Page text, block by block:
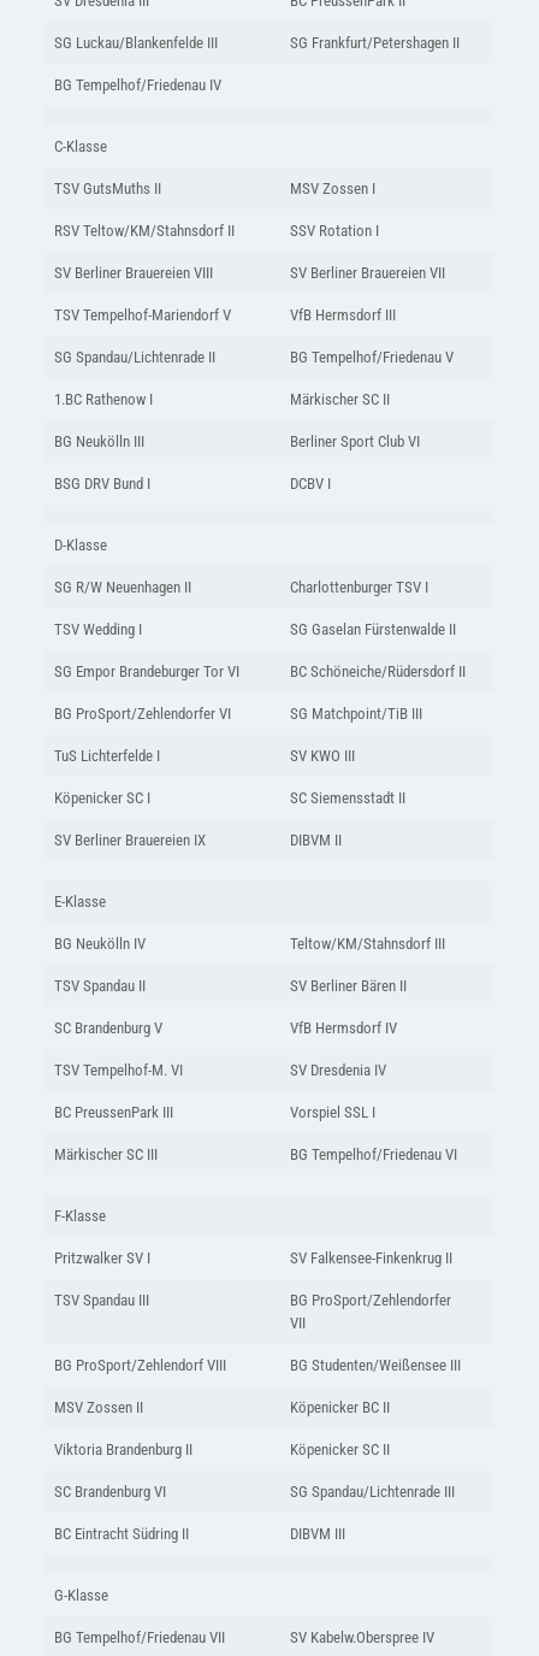
SG Luckau/Blankenfelde III SG Frankfurt/Petershagen II
BG Tempelhof/Friedenau IV
C-Klasse
TSV GutsMuths II MSV Zossen I
RSV Teltow/KM/Stahnsdorf II SSV Rotation I
SV Berliner Brauereien VIII SV Berliner Brauereien VII
TSV Tempelhof-Mariendorf V VfB Hermsdorf III
SG Spandau/Lichtenrade II BG Tempelhof/Friedenau V
1.BC Rathenow I Märkischer SC II
BG Neukölln III Berliner Sport Club VI
BSG DRV Bund I DCBV I
D-Klasse
SG R/W Neuenhagen II Charlottenburger TSV I
TSV Wedding I SG Gaselan Fürstenwalde II
SG Empor Brandeburger Tor VI BC Schöneiche/Rüdersdorf II
BG ProSport/Zehlendorfer VI SG Matchpoint/TiB III
TuS Lichterfelde I SV KWO III
Köpenicker SC I SC Siemensstadt II
SV Berliner Brauereien IX DIBVM II
E-Klasse
BG Neukölln IV Teltow/KM/Stahnsdorf III
TSV Spandau II SV Berliner Bären II
SC Brandenburg V VfB Hermsdorf IV
TSV Tempelhof-M. VI SV Dresdenia IV
BC PreussenPark III Vorspiel SSL I
Märkischer SC III BG Tempelhof/Friedenau VI
F-Klasse
Pritzwalker SV I SV Falkensee-Finkenkrug II
TSV Spandau III
BG ProSport/Zehlendorfer
VII
BG ProSport/Zehlendorf VIII BG Studenten/Weißensee III
MSV Zossen II Köpenicker BC II
Viktoria Brandenburg II Köpenicker SC II
SC Brandenburg VI SG Spandau/Lichtenrade III
BC Eintracht Südring II DIBVM III
G-Klasse
BG Tempelhof/Friedenau VII SV Kabelw.Oberspree IV